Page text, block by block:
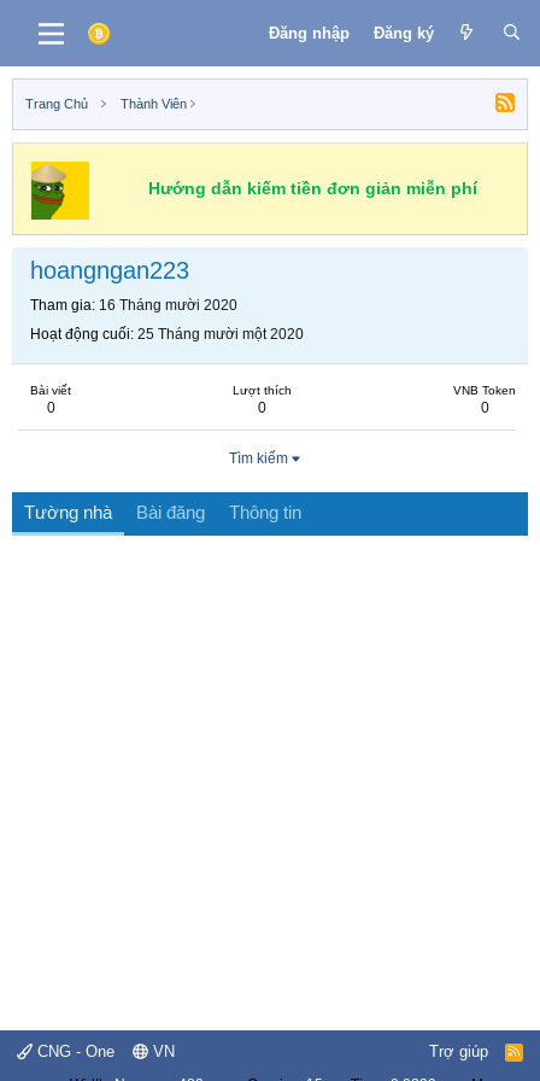
Đăng nhập Đăng ký
Trang Chủ Thành Viên
Hướng dẫn kiếm tiền đơn giản miễn phí
hoangngan223
Tham gia 16 Tháng mười 2020
Hoạt động cuối 25 Tháng mười một 2020
Bài viết
0
Lượt thích
0
VNB Token
0
Tìm kiếm
Tường nhà Bài đăng Thông tin
CNG - One VN Trợ giúp
R